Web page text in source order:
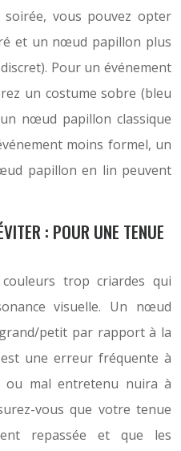
vous pouvez opter
et un nœud papillon plus
Pour un événement
un costume sobre (bleu
nœud papillon classique
moins formel, un
papillon en lin peuvent
: POUR UNE TENUE
trop criardes qui
visuelle. Un nœud
petit par rapport à la
une erreur fréquente à
ou mal entretenu nuira à
vous que votre tenue
repassée et que les